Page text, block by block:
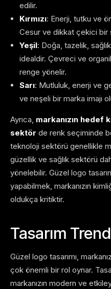
edilir.
Kırmızı: Enerji, tutku ve
Cesur ve dikkat çekici bir
Yeşil: Doğa, tazelik,
idealdir. Çevreci ve
renge yönelir.
Sarı: Mutluluk, enerji ve
ve neşeli bir marka imajı
Ayrıca, markanızın hedef
sektör de renk seçiminde
teknoloji sektörü genellikle
güzellik ve sağlık sektörü
yönelebilir. Güzel logo
yapabilmek, markanızın
oldukça kritiktir.
Tasarım
Güzel logo tasarımı,
çok önemli bir rol oynar.
markanızın modern ve